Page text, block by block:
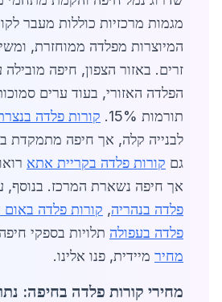
מגמות מרכזיות כוללות מעבר
המיוצרות מפלדה ממוחזרת,
הפלדה האזורי, בעוד ערים
תורמות 15%.
קורות פלדה
לבנייה קלה, אך חיפה מתמקדת
גם קורות פלדה בקריית אתא
אך חיפה נשארת המרכז. בנוסף,
פלדה בנהריה, קורות פלדה
פלדה בעפולה תלויות בספקי
מחיר מיידית, פנו אלינו.
מחירי קורות פלדה בחיפה: